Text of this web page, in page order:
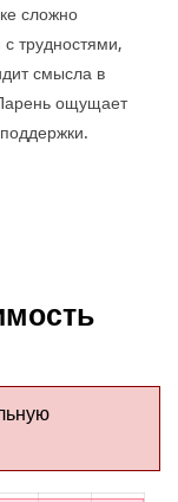
сложно
с трудностями,
смысла в
ощущает